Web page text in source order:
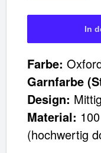
Farbe:
Garnfarbe
Design:
Material:
(hochwertig